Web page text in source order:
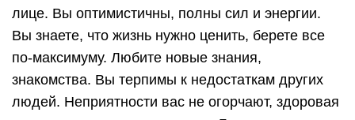
лице. Вы оптимистичны, полны сил и энергии.
Вы знаете, что жизнь нужно ценить, берете все
по-максимуму. Любите новые знания,
знакомства. Вы терпимы к недостаткам других
людей. Неприятности вас не огорчают, здоровая